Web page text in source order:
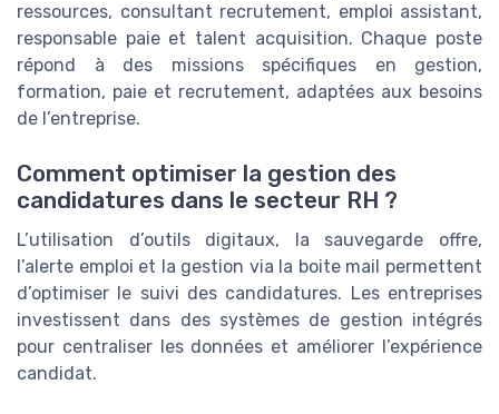
ressources, consultant recrutement, emploi assistant,
responsable paie et talent acquisition. Chaque poste
répond à des missions spécifiques en gestion,
formation, paie et recrutement, adaptées aux besoins
de l’entreprise.
Comment optimiser la gestion des
candidatures dans le secteur RH ?
L’utilisation d’outils digitaux, la sauvegarde offre,
l’alerte emploi et la gestion via la boite mail permettent
d’optimiser le suivi des candidatures. Les entreprises
investissent dans des systèmes de gestion intégrés
pour centraliser les données et améliorer l’expérience
candidat.